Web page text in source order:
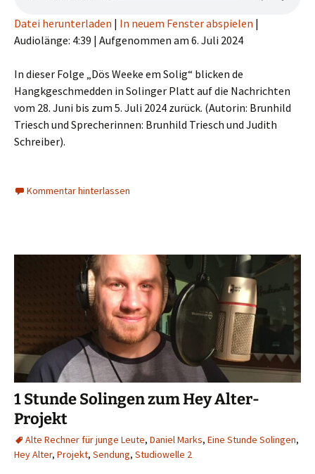
Datei herunterladen | In neuem Fenster abspielen |
Audiolänge: 4:39 | Aufgenommen am 6. Juli 2024
In dieser Folge „Dös Weeke em Solig“ blicken de
Hangkgeschmedden in Solinger Platt auf die Nachrichten
vom 28. Juni bis zum 5. Juli 2024 zurück. (Autorin: Brunhild
Triesch und Sprecherinnen: Brunhild Triesch und Judith
Schreiber).
Kommentar hinterlassen
1 Stunde Solingen zum Hey Alter-
Projekt
Alte Rechner für junge Leute, Daniel Marks, Eine Stunde Solingen,
Hey Alter, Projekt, Sendung, Studiowelle 2